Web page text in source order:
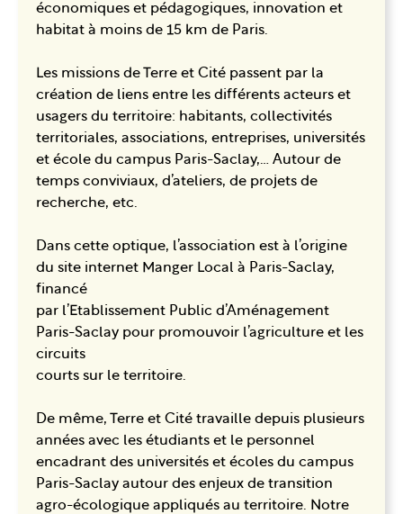
économiques et pédagogiques, innovation et
habitat à moins de 15 km de Paris.
Les missions de Terre et Cité passent par la
création de liens entre les différents acteurs et
usagers du territoire: habitants, collectivités
territoriales, associations, entreprises, universités
et école du campus Paris-Saclay,… Autour de
temps conviviaux, d’ateliers, de projets de
recherche, etc.
Dans cette optique, l’association est à l’origine
du site internet Manger Local à Paris-Saclay,
financé
par l’Etablissement Public d’Aménagement
Paris-Saclay pour promouvoir l’agriculture et les
circuits
courts sur le territoire.
De même, Terre et Cité travaille depuis plusieurs
années avec les étudiants et le personnel
encadrant des universités et écoles du campus
Paris-Saclay autour des enjeux de transition
agro-écologique appliqués au territoire. Notre